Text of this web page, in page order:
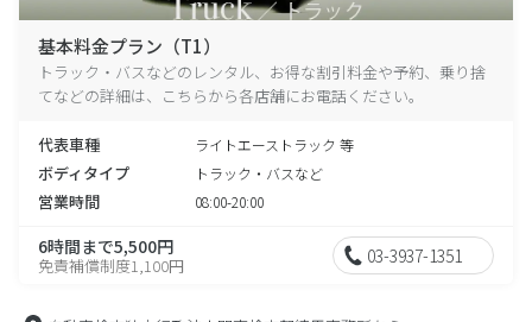
基本料金プラン（T1）
トラック・バスなどのレンタル、お得な割引料金や予約、乗り捨
てなどの詳細は、こちらから各店舗にお電話ください。
代表車種 ライトエーストラック 等
ボディタイプ トラック・バスなど
営業時間 08:00-20:00
6時間まで5,500円
免責補償制度1,100円 03-3937-1351